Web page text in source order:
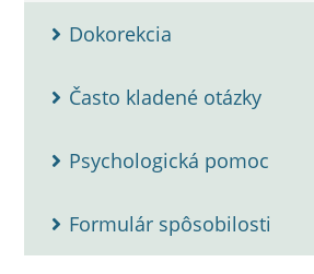
Dokorekcia
Často kladené otázky
Psychologická pomoc
Formulár spôsobilosti